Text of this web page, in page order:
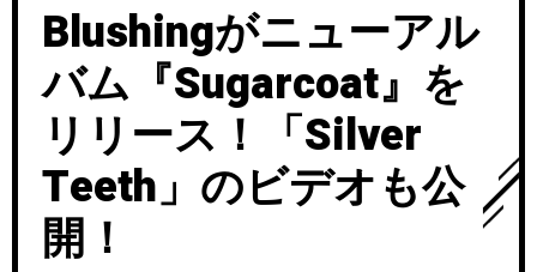
Blushingがニューアル
バム『Sugarcoat』を
リリース！「Silver
Teeth」のビデオも公
開！